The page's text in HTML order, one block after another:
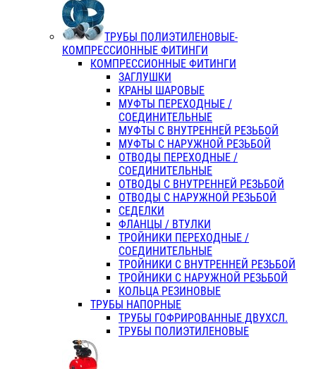
ТРУБЫ ПОЛИЭТИЛЕНОВЫЕ-
КОМПРЕССИОННЫЕ ФИТИНГИ
КОМПРЕССИОННЫЕ ФИТИНГИ
ЗАГЛУШКИ
КРАНЫ ШАРОВЫЕ
МУФТЫ ПЕРЕХОДНЫЕ /
СОЕДИНИТЕЛЬНЫЕ
МУФТЫ С ВНУТРЕННЕЙ РЕЗЬБОЙ
МУФТЫ С НАРУЖНОЙ РЕЗЬБОЙ
ОТВОДЫ ПЕРЕХОДНЫЕ /
СОЕДИНИТЕЛЬНЫЕ
ОТВОДЫ С ВНУТРЕННЕЙ РЕЗЬБОЙ
ОТВОДЫ С НАРУЖНОЙ РЕЗЬБОЙ
СЕДЕЛКИ
ФЛАНЦЫ / ВТУЛКИ
ТРОЙНИКИ ПЕРЕХОДНЫЕ /
СОЕДИНИТЕЛЬНЫЕ
ТРОЙНИКИ С ВНУТРЕННЕЙ РЕЗЬБОЙ
ТРОЙНИКИ С НАРУЖНОЙ РЕЗЬБОЙ
КОЛЬЦА РЕЗИНОВЫЕ
ТРУБЫ НАПОРНЫЕ
ТРУБЫ ГОФРИРОВАННЫЕ ДВУХСЛ.
ТРУБЫ ПОЛИЭТИЛЕНОВЫЕ